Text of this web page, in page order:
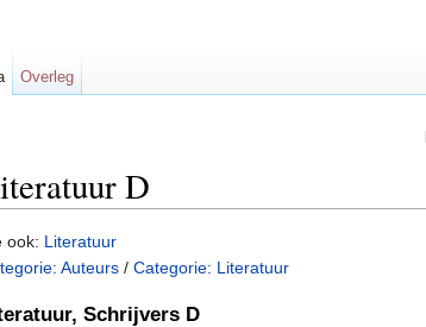
D
ook: Literatuur
Auteurs / Categorie: Literatuur
Schrijvers D
Overleg